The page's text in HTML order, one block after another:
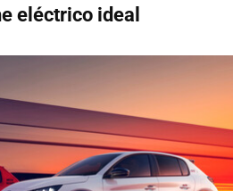
eléctrico ideal